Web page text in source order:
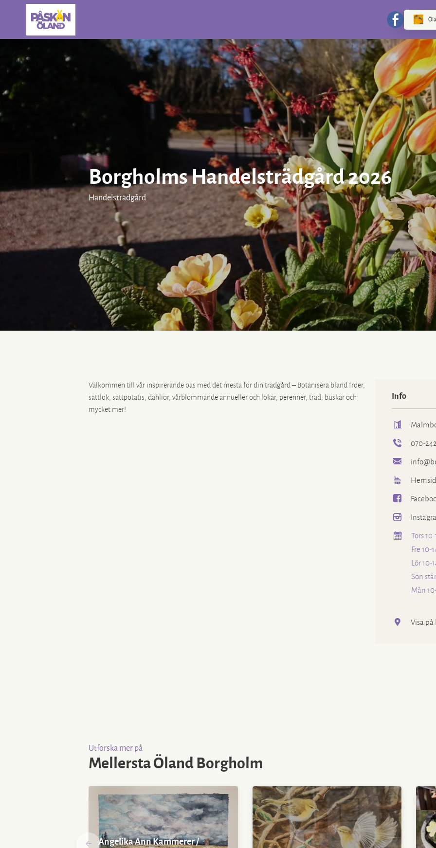
Borgholms Handelsträdgård 2026
Handelsträdgård
Välkommen till vår inspirerande oas med det mesta för din trädgård – Botanisera bland fröer,
sättlök, sättpotatis, dahlior, vårblommande annueller och lökar, perenner, träd, buskar och
mycket mer!
Info
070-
Tors 10-
Fre 10-
Lör 10-
Sön
Mån
Visa på
Utforska mer på
Mellersta Öland Borgholm
Angelika Ann Kammerer /